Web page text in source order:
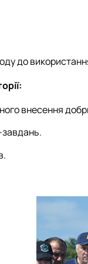
до
внесення